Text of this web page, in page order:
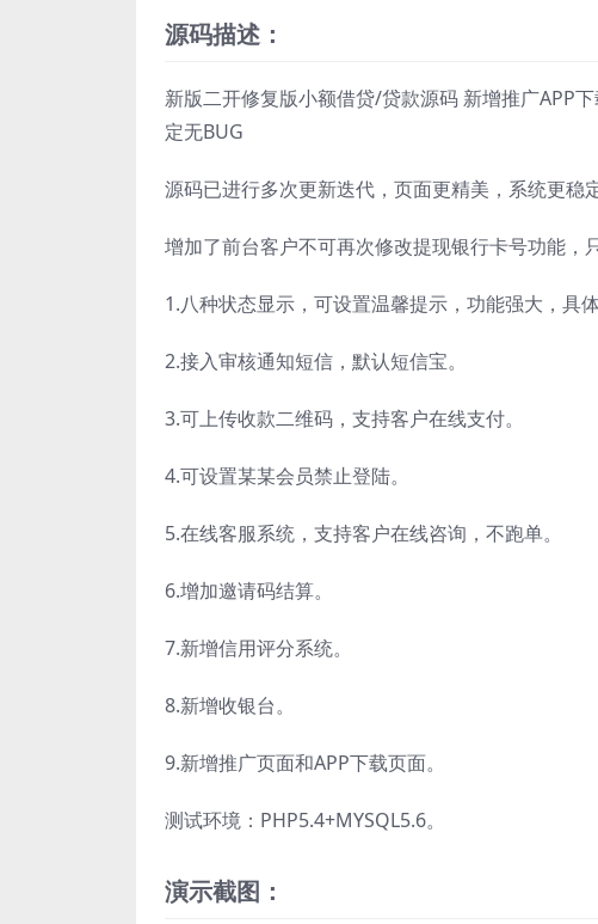
源码描述：
新版二开修复版小额借贷/贷款源码 新增推广APP
定无BUG
源码已进行多次更新迭代，页面更精美，系统更稳
增加了前台客户不可再次修改提现银行卡号功能，
1.八种状态显示，可设置温馨提示，功能强大，具体
2.接入审核通知短信，默认短信宝。
3.可上传收款二维码，支持客户在线支付。
4.可设置某某会员禁止登陆。
5.在线客服系统，支持客户在线咨询，不跑单。
6.增加邀请码结算。
7.新增信用评分系统。
8.新增收银台。
9.新增推广页面和APP下载页面。
测试环境：PHP5.4+MYSQL5.6。
演示截图：